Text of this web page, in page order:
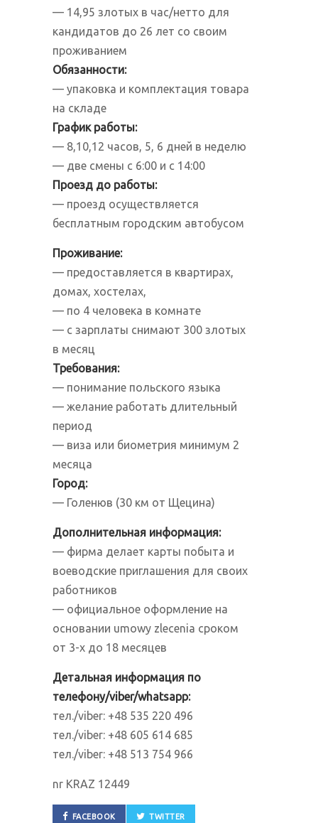
— 14,95 злотых в час/нетто для
кандидатов до 26 лет со своим
проживанием
Обязанности:
— упаковка и комплектация товара
на складе
График работы:
— 8,10,12 часов, 5, 6 дней в неделю
— две смены c 6:00 и с 14:00
Проезд до работы:
— проезд осуществляется
бесплатным городским автобусом
Проживание:
— предоставляется в квартирах,
домах, хостелах,
— по 4 человека в комнате
— с зарплаты снимают 300 злотых
в месяц
Требования:
— понимание польского языка
— желание работать длительный
период
— виза или биометрия минимум 2
месяца
Город:
— Голенюв (30 км от Щецина)
Дополнительная информация:
— фирма делает карты побыта и
воеводские приглашения для своих
работников
— официальное оформление на
основании umowy zlecenia сроком
от 3-х до 18 месяцев
Детальная информация по
телефону/viber/whatsapp:
тел./viber: +48 535 220 496
тел./viber: +48 605 614 685
тел./viber: +48 513 754 966
nr KRAZ 12449
FACEBOOK TWITTER